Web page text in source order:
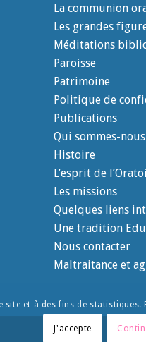
La communion
Les grandes
Méditations
Paroisse
Patrimoine
Politique de
Publications
Qui sommes-nous
Histoire
L’esprit de
Les missions
Quelques liens
Une tradition
Nous contacter
Maltraitance et
et à des fins de
J'accepte